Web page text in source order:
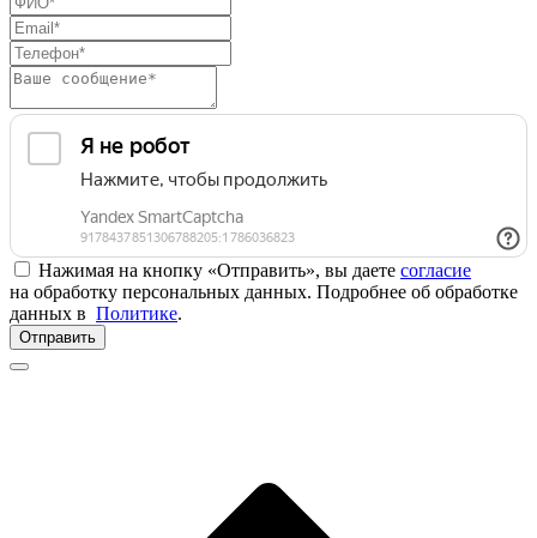
Нажимая на кнопку «Отправить», вы даете согласие
на обработку персональных данных. Подробнее об обработке
данных в Политике.
Отправить